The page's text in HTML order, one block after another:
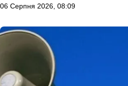
06 Серпня 2026, 08:09